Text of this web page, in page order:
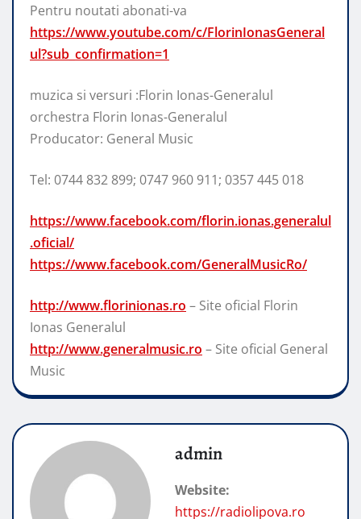
Pentru noutati abonati-va
https://www.youtube.com/c/FlorinIonasGeneral
ul?sub_confirmation=1
muzica si versuri :Florin Ionas-Generalul
orchestra Florin Ionas-Generalul
Producator: General Music
Tel: 0744 832 899; 0747 960 911; 0357 445 018
https://www.facebook.com/florin.ionas.generalul
.oficial/
https://www.facebook.com/GeneralMusicRo/
http://www.florinionas.ro – Site oficial Florin
Ionas Generalul
http://www.generalmusic.ro – Site oficial General
Music
admin
Website:
https://radiolipova.ro